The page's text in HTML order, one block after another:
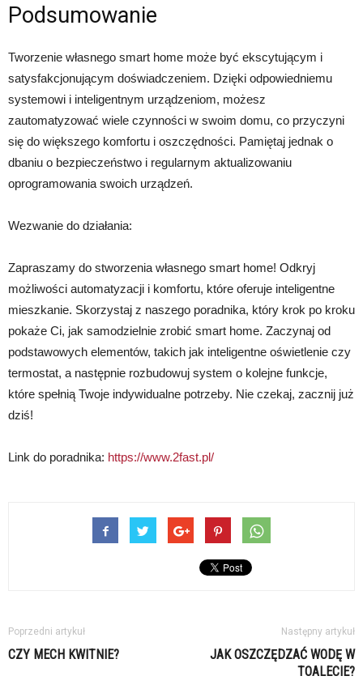
Podsumowanie
Tworzenie własnego smart home może być ekscytującym i
satysfakcjonującym doświadczeniem. Dzięki odpowiedniemu
systemowi i inteligentnym urządzeniom, możesz
zautomatyzować wiele czynności w swoim domu, co przyczyni
się do większego komfortu i oszczędności. Pamiętaj jednak o
dbaniu o bezpieczeństwo i regularnym aktualizowaniu
oprogramowania swoich urządzeń.
Wezwanie do działania:
Zapraszamy do stworzenia własnego smart home! Odkryj
możliwości automatyzacji i komfortu, które oferuje inteligentne
mieszkanie. Skorzystaj z naszego poradnika, który krok po kroku
pokaże Ci, jak samodzielnie zrobić smart home. Zaczynaj od
podstawowych elementów, takich jak inteligentne oświetlenie czy
termostat, a następnie rozbudowuj system o kolejne funkcje,
które spełnią Twoje indywidualne potrzeby. Nie czekaj, zacznij już
dziś!
Link do poradnika: https://www.2fast.pl/
Poprzedni artykuł
CZY MECH KWITNIE?
Następny artykuł
JAK OSZCZĘDZAĆ WODĘ W
TOALECIE?